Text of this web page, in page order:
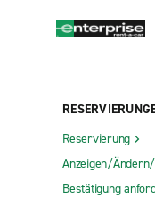
Reservierung
Anzeigen/
Bestätigung